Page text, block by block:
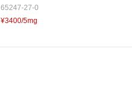
65247-27-0
¥3400/5mg